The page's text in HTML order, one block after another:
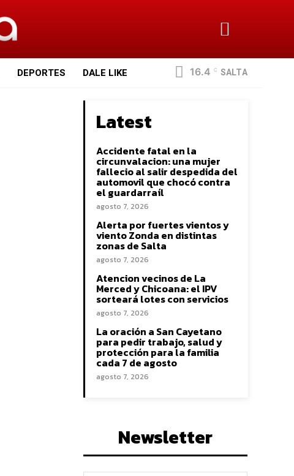
DEPORTES DALE LIKE 16.4 C SALTA
Latest
Accidente fatal en la
circunvalacion: una mujer
fallecio al salir despedida del
automovil que chocó contra
el guardarraíl
agosto 7, 2026
Alerta por fuertes vientos y
viento Zonda en distintas
zonas de Salta
agosto 7, 2026
Atencion vecinos de La
Merced y Chicoana: el IPV
sorteará lotes con servicios
agosto 7, 2026
La oración a San Cayetano
para pedir trabajo, salud y
protección para la familia
cada 7 de agosto
agosto 7, 2026
Newsletter